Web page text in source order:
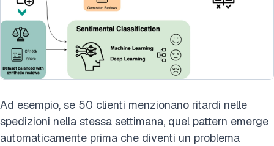
Ad esempio, se 50 clienti menzionano ritardi nelle
spedizioni nella stessa settimana, quel pattern emerge
automaticamente prima che diventi un problema